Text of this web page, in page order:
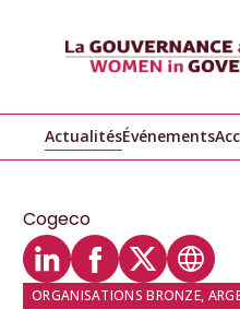
ActualitésÉvénements
Cogeco
Profil LinkedIn
Profil Facebook
Profil Twitter
Site web
ORGANISATIONS BRONZE,